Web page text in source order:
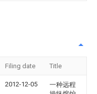
Filing date Title
2012-12-05
一种远程